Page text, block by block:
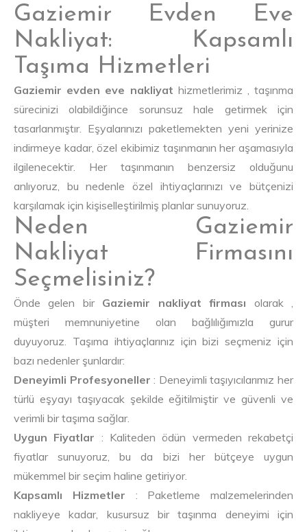
Gaziemir Evden Eve
Nakliyat: Kapsamlı
Taşıma Hizmetleri
Gaziemir evden eve nakliyat hizmetlerimiz , taşınma
sürecinizi olabildiğince sorunsuz hale getirmek için
tasarlanmıştır. Eşyalarınızı paketlemekten yeni yerinize
indirmeye kadar, özel ekibimiz taşınmanın her aşamasıyla
ilgilenecektir. Her taşınmanın benzersiz olduğunu
anlıyoruz, bu nedenle özel ihtiyaçlarınızı ve bütçenizi
karşılamak için kişiselleştirilmiş planlar sunuyoruz.
Neden Gaziemir
Nakliyat Firmasını
Seçmelisiniz?
Önde gelen bir Gaziemir nakliyat firması olarak ,
müşteri memnuniyetine olan bağlılığımızla gurur
duyuyoruz. Taşıma ihtiyaçlarınız için bizi seçmeniz için
bazı nedenler şunlardır:
Deneyimli Profesyoneller : Deneyimli taşıyıcılarımız her
türlü eşyayı taşıyacak şekilde eğitilmiştir ve güvenli ve
verimli bir taşıma sağlar.
Uygun Fiyatlar : Kaliteden ödün vermeden rekabetçi
fiyatlar sunuyoruz, bu da bizi her bütçeye uygun
mükemmel bir seçim haline getiriyor.
Kapsamlı Hizmetler : Paketleme malzemelerinden
nakliyeye kadar, kusursuz bir taşınma deneyimi için